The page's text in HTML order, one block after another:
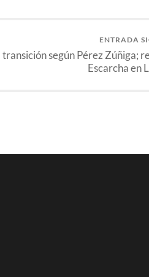
ENTRADA
transición según Pérez Zúñiga;
Escarcha en